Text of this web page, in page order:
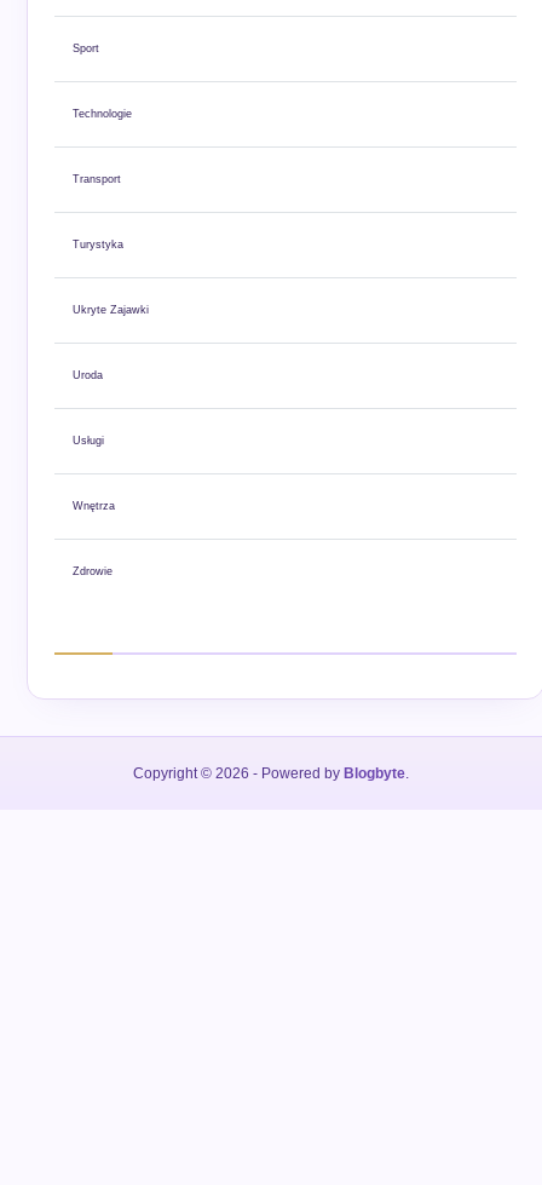
Sport
Technologie
Transport
Turystyka
Ukryte Zajawki
Uroda
Usługi
Wnętrza
Zdrowie
Copyright © 2026 - Powered by Blogbyte.